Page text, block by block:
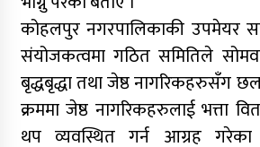
कोहलपुर नगरपालिकाकी उपमेयर
संयोजकत्वमा गठित समितिले
बृद्धबृद्धा तथा जेष्ठ नागरिकहरुसँग
क्रममा जेष्ठ नागरिकहरुलाई भत्ता
थप व्यवस्थित गर्न आग्रह